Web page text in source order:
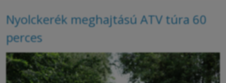
Nyolckerék meghajtású ATV túra 60
perces